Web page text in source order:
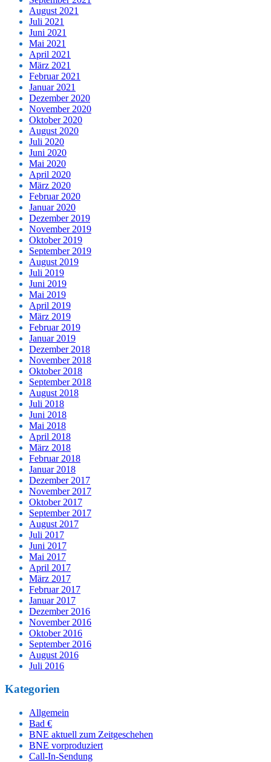
August 2021
Juli 2021
Juni 2021
Mai 2021
April 2021
März 2021
Februar 2021
Januar 2021
Dezember 2020
November 2020
Oktober 2020
August 2020
Juli 2020
Juni 2020
Mai 2020
April 2020
März 2020
Februar 2020
Januar 2020
Dezember 2019
November 2019
Oktober 2019
September 2019
August 2019
Juli 2019
Juni 2019
Mai 2019
April 2019
März 2019
Februar 2019
Januar 2019
Dezember 2018
November 2018
Oktober 2018
September 2018
August 2018
Juli 2018
Juni 2018
Mai 2018
April 2018
März 2018
Februar 2018
Januar 2018
Dezember 2017
November 2017
Oktober 2017
September 2017
August 2017
Juli 2017
Juni 2017
Mai 2017
April 2017
März 2017
Februar 2017
Januar 2017
Dezember 2016
November 2016
Oktober 2016
September 2016
August 2016
Juli 2016
Kategorien
Allgemein
Bad €
BNE aktuell zum Zeitgeschehen
BNE vorproduziert
Call-In-Sendung